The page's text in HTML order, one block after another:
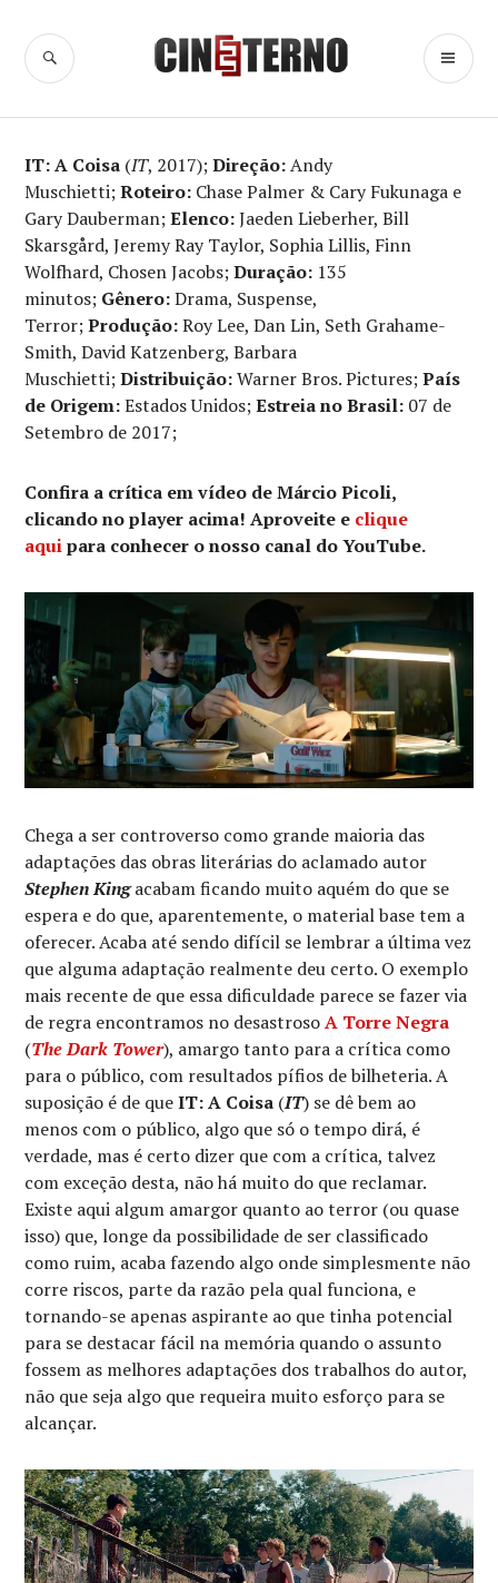
para
conteúdo
Cine Eterno
BUSCA
IT: A Coisa (IT, 2017);Direção:Andy
Muschietti;Roteiro: Chase Palmer & Cary Fukunaga e
Gary Dauberman;Elenco:Jaeden Lieberher, Bill
Skarsgård, Jeremy Ray Taylor, Sophia Lillis, Finn
Wolfhard, Chosen Jacobs;Duração: 135
minutos; Gênero:Drama, Suspense,
Terror;Produção:Roy Lee, Dan Lin, Seth Grahame-
Smith, David Katzenberg, Barbara
Muschietti;Distribuição:Warner Bros. Pictures;País
de Origem:Estados Unidos;Estreia no Brasil: 07 de
Setembro de 2017;
Confira a crítica em vídeo de Márcio Picoli,
clicando no player acima! Aproveite e clique
aquipara conhecer o nosso canal do YouTube.
Chega a ser controverso como grande maioria das
adaptações das obras literárias do aclamado autor
Stephen Kingacabam ficando muito aquém do que se
espera e do que, aparentemente, o material base tem a
oferecer. Acaba até sendo difícil se lembrar a última vez
que alguma adaptação realmente deu certo. O exemplo
mais recente de que essa dificuldade parece se fazer via
de regra encontramos no desastrosoA Torre Negra
(The Dark Tower), amargo tanto para a crítica como
para o público, com resultados pífios de bilheteria. A
suposição é de queIT: A Coisa (IT) se dê bem ao
menos com o público, algo que só o tempo dirá, é
verdade, mas é certo dizer que com a crítica, talvez
com exceção desta, não há muito do que reclamar.
Existe aqui algum amargor quanto ao terror (ou quase
isso) que, longe da possibilidade de ser classificado
como ruim, acaba fazendo algo onde simplesmente não
corre riscos, parte da razão pela qual funciona, e
tornando-se apenas aspirante ao que tinha potencial
para se destacar fácil na memória quando o assunto
fossem as melhores adaptações dos trabalhos do autor,
não que seja algo que requeira muito esforço para se
alcançar.